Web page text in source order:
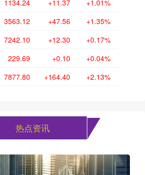
1134.24 +11.37 +1.01%
3563.12 +47.56 +1.35%
7242.10 +12.30 +0.17%
229.69 +0.10 +0.04%
7877.80 +164.40 +2.13%
热点资讯